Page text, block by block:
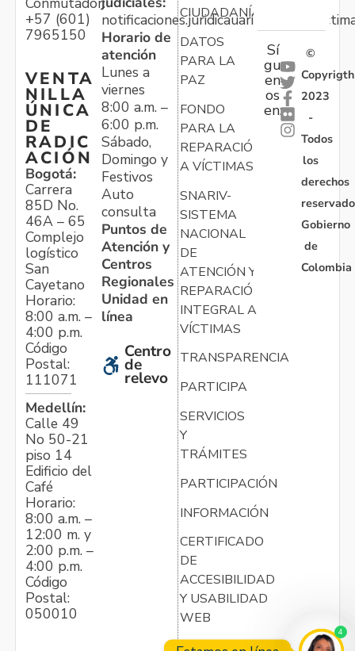
+57 (601)
7965150
VENTA
NILLA
ÚNICA
DE
RADIC
ACIÓN
Bogotá:
Carrera
85D No.
46A – 65
Complejo
logístico
San
Cayetano
Horario:
8:00 a.m. –
4:00 p.m.
Código
Postal:
111071
Medellín:
Calle 49
No 50-21
piso 14
Edificio del
Café
Horario:
8:00 a.m. –
12:00 m. y
2:00 p.m. –
4:00 p.m.
Código
Postal:
050010
Horario de
atención
Lunes a
viernes
8:00 a.m. –
6:00 p.m.
Sábado,
Domingo y
Festivos
Auto
consulta
Puntos de
Atención y
Centros
Regionales
Unidad en
línea
Centro
de
relevo
CIUDADANÍA
DATOS
PARA LA
PAZ
FONDO
PARA LA
REPARACIÓN
A VÍCTIMAS
SNARIV-
SISTEMA
NACIONAL
DE
ATENCIÓN Y
REPARACIÓN
INTEGRAL A
VÍCTIMAS
TRANSPARENCIA
PARTICIPA
SERVICIOS
Y
TRÁMITES
PARTICIPACIÓN
INFORMACIÓN
CERTIFICADO
DE
ACCESIBILIDAD
Y USABILIDAD
WEB
Sí
gu
en
os
en:
©
Copyrigth
2023
-
Todos
los
derechos
Gobierno
de
Colombia
4